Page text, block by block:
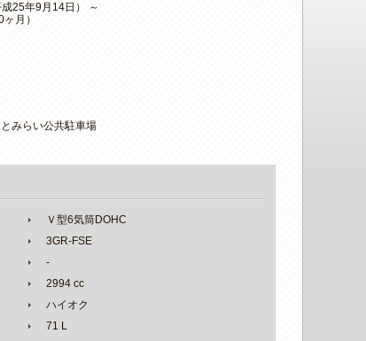
25年9月14日） ～
月）
みらい公共駐車場
Ｖ型6気筒DOHC
3GR-FSE
-
2994 cc
ハイオク
71 L